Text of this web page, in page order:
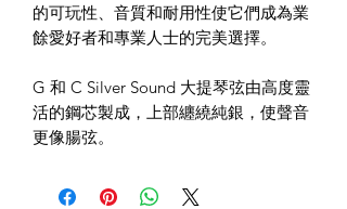
的可玩性、音質和耐用性使它們成為業
餘愛好者和專業人士的完美選擇。
G 和 C Silver Sound 大提琴弦由高度靈
活的鋼芯製成，上部纏繞純銀，使聲音
更像腸弦。